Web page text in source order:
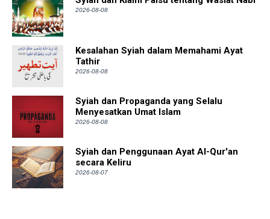
2026-08-08
Kesalahan Syiah dalam Memahami Ayat
Tathir
2026-08-08
Syiah dan Propaganda yang Selalu
Menyesatkan Umat Islam
2026-08-08
Syiah dan Penggunaan Ayat Al-Qur'an
secara Keliru
2026-08-07